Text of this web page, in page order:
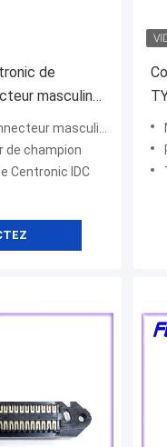
de
masculin
50 de
masculin d'IDC
de champion
Centronic IDC